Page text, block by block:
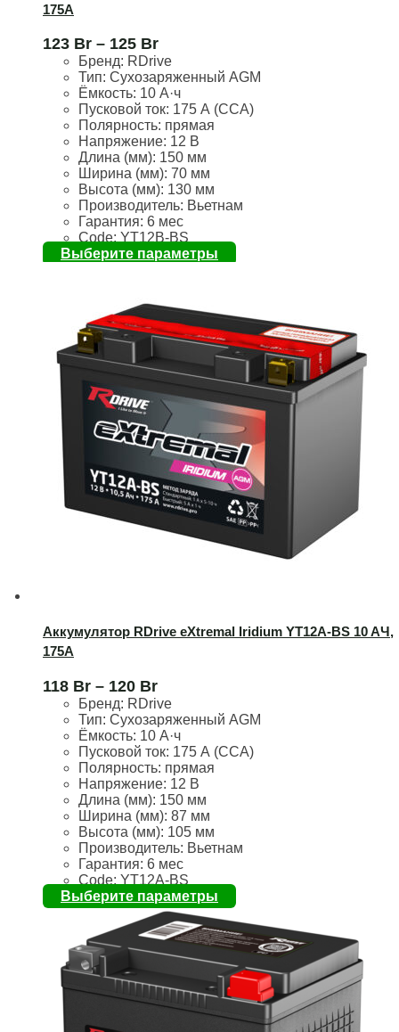
175А
123 Br – 125 Br
Бренд: RDrive
Тип: Сухозаряженный AGM
Ёмкость: 10 А·ч
Пусковой ток: 175 А (CCA)
Полярность: прямая
Напряжение: 12 В
Длина (мм): 150 мм
Ширина (мм): 70 мм
Высота (мм): 130 мм
Производитель: Вьетнам
Гарантия: 6 мес
Code: YT12B-BS
Выберите параметры
Аккумулятор RDrive eXtremal Iridium YT12A-BS 10 AЧ,
175А
118 Br – 120 Br
Бренд: RDrive
Тип: Сухозаряженный AGM
Ёмкость: 10 А·ч
Пусковой ток: 175 А (CCA)
Полярность: прямая
Напряжение: 12 В
Длина (мм): 150 мм
Ширина (мм): 87 мм
Высота (мм): 105 мм
Производитель: Вьетнам
Гарантия: 6 мес
Code: YT12A-BS
Выберите параметры